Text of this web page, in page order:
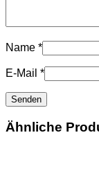
Name *
E-Mail *
Ähnliche